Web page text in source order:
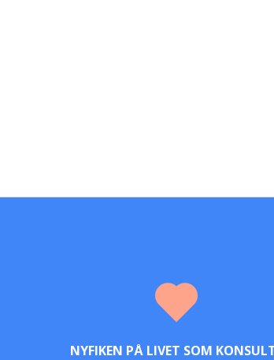
NYFIKEN PÅ LIVET SOM